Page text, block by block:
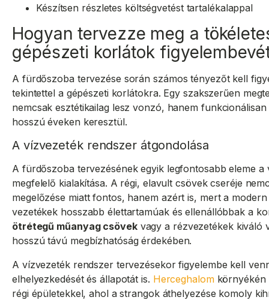
Készítsen részletes költségvetést tartalékalappal
Hogyan tervezze meg a
gépészeti korlátok
A fürdőszoba tervezése során számos tényezőt kell
tekintettel a gépészeti korlátokra. Egy szakszerűen
nemcsak esztétikailag lesz vonzó, hanem
hosszú éveken keresztül.
A vízvezeték rendszer átgondolása
A fürdőszoba tervezésének egyik legfontosabb eleme a
megfelelő kialakítása. A régi, elavult csövek cseréje
megelőzése miatt fontos, hanem azért is, mert a
vezetékek hosszabb élettartamúak és ellenállóbbak a
ötrétegű műanyag csövekvagy a rézvezetékek kiváló
hosszú távú megbízhatóság érdekében.
A vízvezeték rendszer tervezésekor figyelembe kell
elhelyezkedését és állapotát is. Herceghalomkörnyékén
régi épületekkel, ahol a strangok áthelyezése komoly